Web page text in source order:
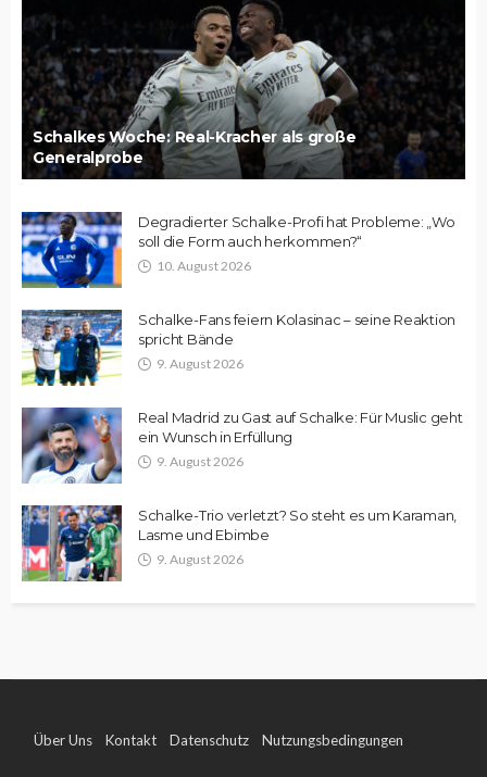
Schalkes Woche: Real-Kracher als große
Generalprobe
Degradierter Schalke-Profi hat Probleme: „Wo
soll die Form auch herkommen?“
10. August 2026
Schalke-Fans feiern Kolasinac – seine Reaktion
spricht Bände
9. August 2026
Real Madrid zu Gast auf Schalke: Für Muslic geht
ein Wunsch in Erfüllung
9. August 2026
Schalke-Trio verletzt? So steht es um Karaman,
Lasme und Ebimbe
9. August 2026
Über Uns Kontakt Datenschutz Nutzungsbedingungen